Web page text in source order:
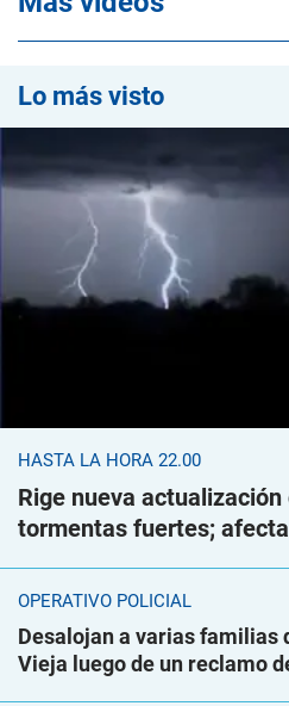
Lo más visto
HASTA LA HORA 22.00
Rige nueva
tormentas fuertes;
OPERATIVO POLICIAL
Desalojan a varias familias
Vieja luego de un reclamo